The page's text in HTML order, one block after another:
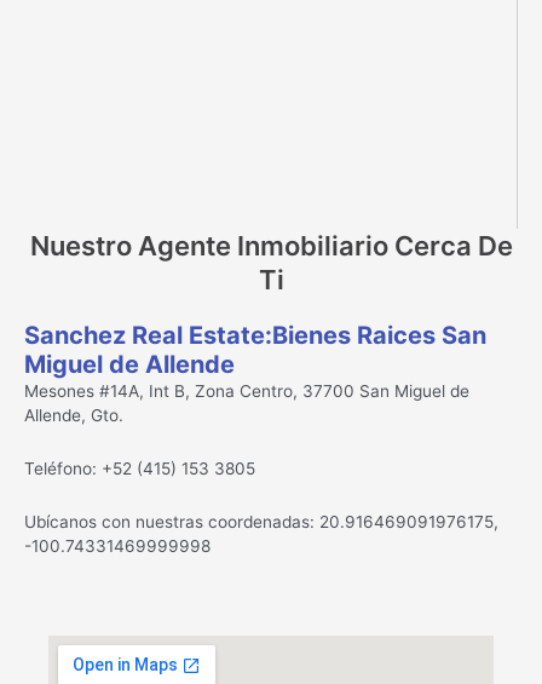
Nuestro Agente Inmobiliario Cerca De
Ti
Sanchez Real Estate:Bienes Raices San
Miguel de Allende
Mesones #14A, Int B, Zona Centro, 37700 San Miguel de
Allende, Gto.
Teléfono: +52 (415) 153 3805
Ubícanos con nuestras coordenadas: 20.916469091976175,
-100.74331469999998